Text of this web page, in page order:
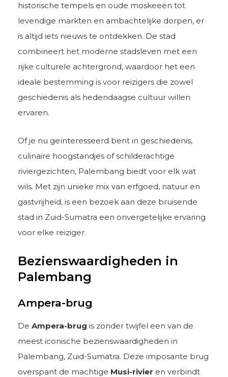
historische tempels en oude moskeeën tot
levendige markten en ambachtelijke dorpen, er
is altijd iets nieuws te ontdekken. De stad
combineert het moderne stadsleven met een
rijke culturele achtergrond, waardoor het een
ideale bestemming is voor reizigers die zowel
geschiedenis als hedendaagse cultuur willen
ervaren.
Of je nu geïnteresseerd bent in geschiedenis,
culinaire hoogstandjes of schilderachtige
riviergezichten, Palembang biedt voor elk wat
wils. Met zijn unieke mix van erfgoed, natuur en
gastvrijheid, is een bezoek aan deze bruisende
stad in Zuid-Sumatra een onvergetelijke ervaring
voor elke reiziger.
Bezienswaardigheden in
Palembang
Ampera-brug
De Ampera-brug is zonder twijfel een van de
meest iconische bezienswaardigheden in
Palembang, Zuid-Sumatra. Deze imposante brug
overspant de machtige Musi-rivier en verbindt